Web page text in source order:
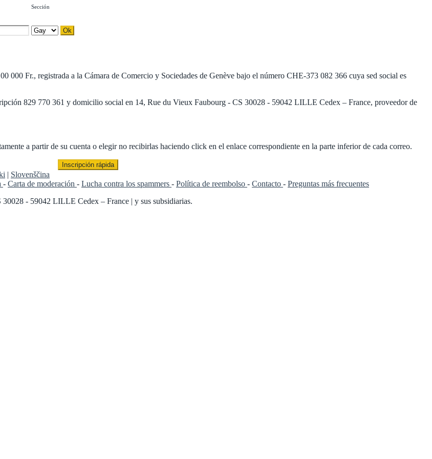
Sección
000 Fr., registrada a la Cámara de Comercio y Sociedades de Genève bajo el número CHE-373 082 366 cuya sed social es
829 770 361 y domicilio social en 14, Rue du Vieux Faubourg - CS 30028 - 59042 LILLE Cedex – France, proveedor de
a partir de su cuenta o elegir no recibirlas haciendo click en el enlace correspondiente en la parte inferior de cada correo.
Inscripción rápida
| Slovenščina
- Carta de moderación - Lucha contra los spammers - Política de reembolso - Contacto - Preguntas más frecuentes
- 59042 LILLE Cedex – France | y sus subsidiarias.